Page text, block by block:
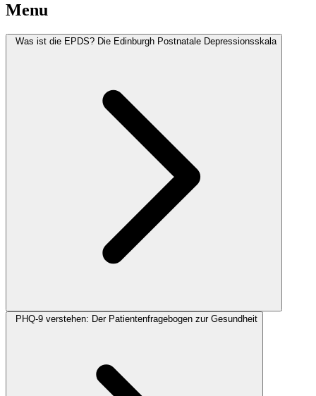
Menu
Was ist die EPDS? Die Edinburgh Postnatale Depressionsskala
PHQ-9 verstehen: Der Patientenfragebogen zur Gesundheit